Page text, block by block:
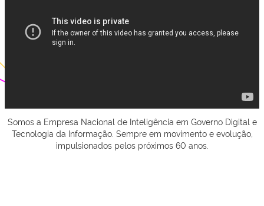
Somos a Empresa Nacional de Inteligência em Governo Digital e
Tecnologia da Informação. Sempre em movimento e evolução,
impulsionados pelos próximos 60 anos.